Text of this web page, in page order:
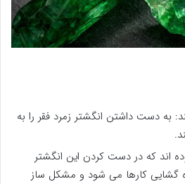
به دست داشتن انگشتر زمرد فقر را به
اند که در دست کردن این انگشتر
گشایی کارها می شود و مشکل ساز